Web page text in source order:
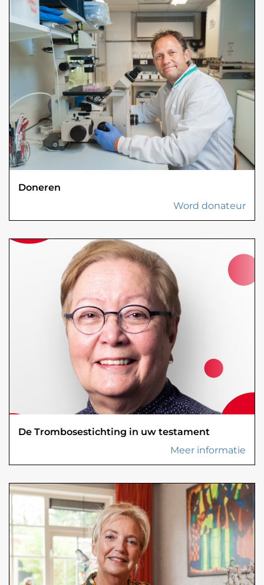
Doneren
Word donateur
De Trombosestichting in uw testament
Meer informatie